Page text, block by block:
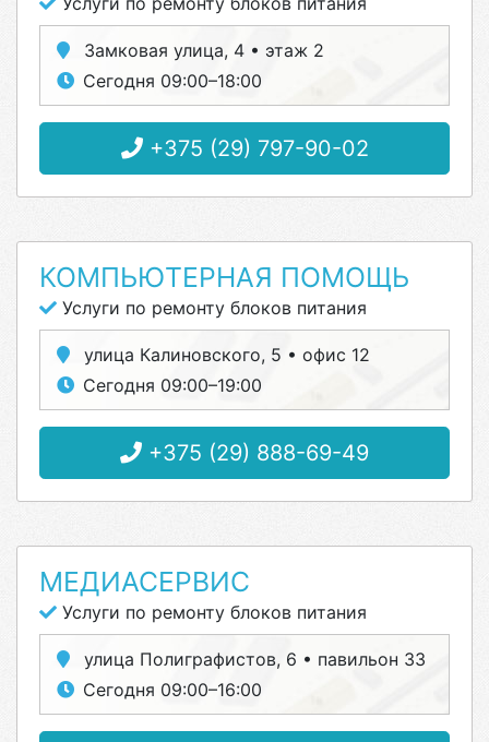
Замковая улица, 4 • этаж 2
Сегодня 09:00–18:00
+375 (29) 797-90-02
КОМПЬЮТЕРНАЯ ПОМОЩЬ
Услуги по ремонту блоков питания
улица Калиновского, 5 • офис 12
Сегодня 09:00–19:00
+375 (29) 888-69-49
МЕДИАСЕРВИС
Услуги по ремонту блоков питания
улица Полиграфистов, 6 • павильон 33
Сегодня 09:00–16:00